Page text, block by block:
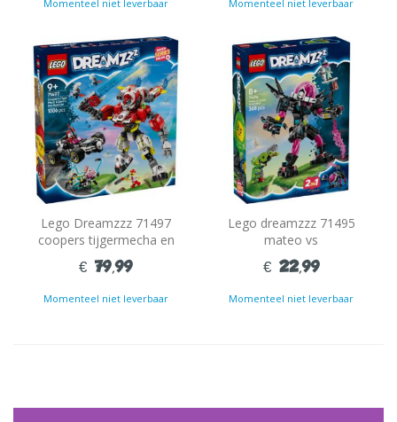
Momenteel niet leverbaar Momenteel niet leverbaar
Lego Dreamzzz 71497
coopers tijgermecha en
zero's hot rod auto
€ 79,99
Momenteel niet leverbaar
Lego dreamzzz 71495
mateo vs
cyperbreinmecha
€ 22,99
Momenteel niet leverbaar